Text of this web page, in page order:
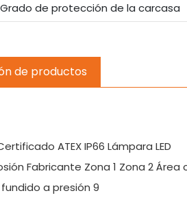
Grado de protección de la carcasa
de productos